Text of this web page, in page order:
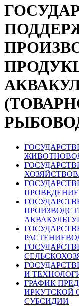
И
ГРАФИК
ИРКУТСКОЙ
СУБСИДИИ